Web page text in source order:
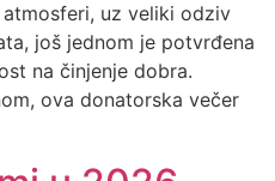
uz veliki odziv
još jednom je potvrđena
na činjenje dobra.
ova donatorska večer